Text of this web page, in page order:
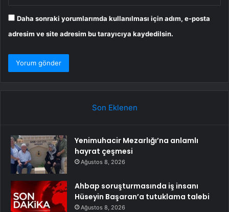
Daha sonraki yorumlarımda kullanılması için adım, e-posta
adresim ve site adresim bu tarayıcıya kaydedilsin.
Son Eklenen
Yenimuhacir Mezarlığı’na anlamlı
hayrat çeşmesi
Ağustos 8, 2026
Ahbap soruşturmasında iş insanı
Hüseyin Başaran’a tutuklama talebi
Ağustos 8, 2026